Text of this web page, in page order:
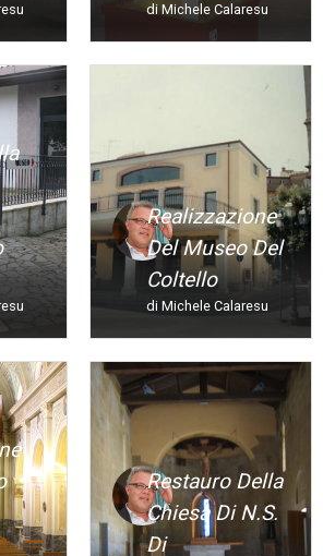
di Michele Calaresu
Realizzazione
Del Museo Del
Coltello
di Michele Calaresu
Restauro Della
Chiesa Di N.s.
Di